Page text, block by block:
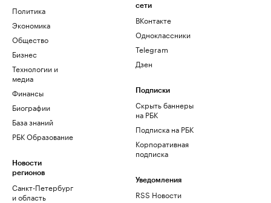
Политика
Экономика
Общество
Бизнес
Технологии и
медиа
Финансы
Биографии
База знаний
РБК Образование
Новости
регионов
Санкт-Петербург
и область
сети
ВКонтакте
Одноклассники
Telegram
Дзен
Подписки
Скрыть баннеры
на РБК
Подписка на РБК
Корпоративная
подписка
Уведомления
RSS Новости